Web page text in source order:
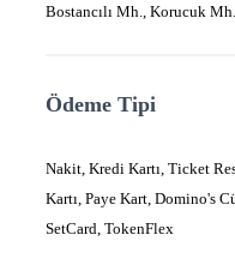
Bostancılı Mh., Korucuk
Ödeme Tipi
Nakit, Kredi Kartı, Ticket
Kartı, Paye Kart, Domino's
SetCard, TokenFlex